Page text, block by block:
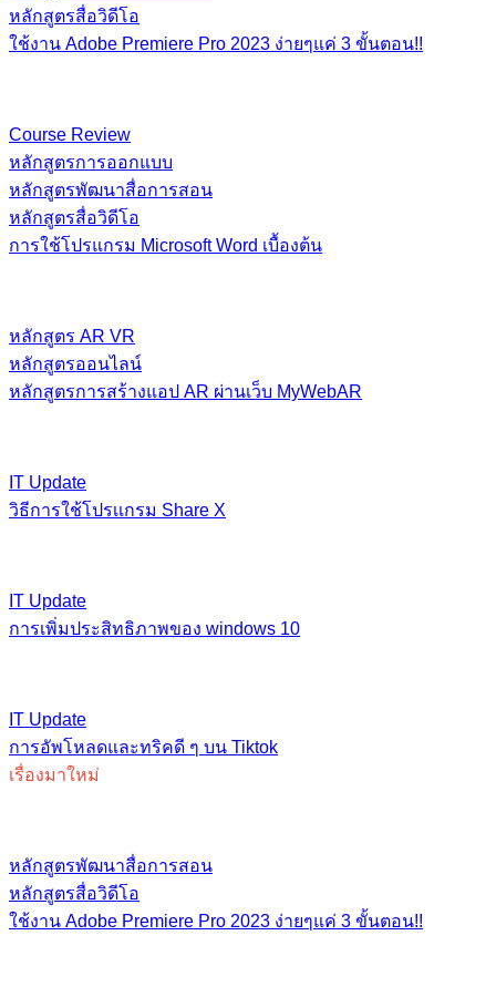
หลักสูตรสื่อวิดีโอ
ใช้งาน Adobe Premiere Pro 2023 ง่ายๆแค่ 3 ขั้นตอน!!
Course Review
หลักสูตรการออกแบบ
หลักสูตรพัฒนาสื่อการสอน
หลักสูตรสื่อวิดีโอ
การใช้โปรแกรม Microsoft Word เบื้องต้น
หลักสูตร AR VR
หลักสูตรออนไลน์
หลักสูตรการสร้างแอป AR ผ่านเว็บ MyWebAR
IT Update
วิธีการใช้โปรเเกรม Share X
IT Update
การเพิ่มประสิทธิภาพของ windows 10
IT Update
การอัพโหลดและทริคดี ๆ บน Tiktok
เรื่องมาใหม่
หลักสูตรพัฒนาสื่อการสอน
หลักสูตรสื่อวิดีโอ
ใช้งาน Adobe Premiere Pro 2023 ง่ายๆแค่ 3 ขั้นตอน!!